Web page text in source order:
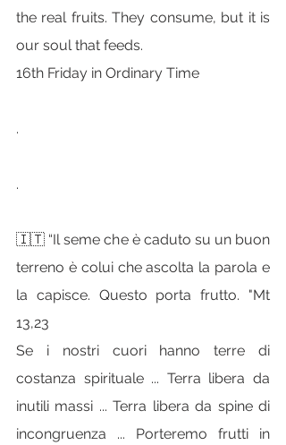
the real fruits. They consume, but it is
our soul that feeds.
16th Friday in Ordinary Time
.
.
🇮🇹 “Il seme che è caduto su un buon
terreno è colui che ascolta la parola e
la capisce. Questo porta frutto. "Mt
13,23
Se i nostri cuori hanno terre di
costanza spirituale ... Terra libera da
inutili massi ... Terra libera da spine di
incongruenza ... Porteremo frutti in